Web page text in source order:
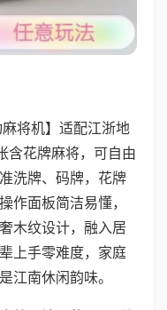
麻将机】适配江浙地
含花牌麻将，可自由
洗牌、码牌，花牌
作面板简洁易懂，
木纹设计，融入居
上手零难度，家庭
江南休闲韵味。